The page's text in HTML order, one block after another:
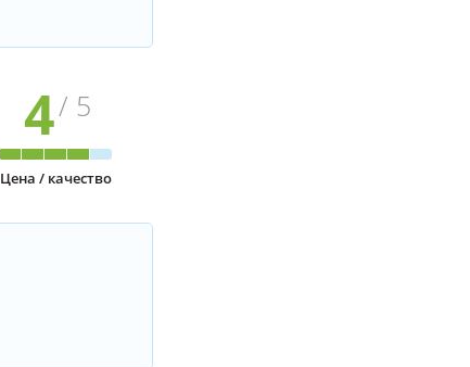
4/ 5
Цена / качество